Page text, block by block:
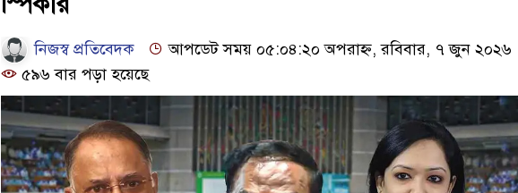
নিজস্ব প্রতিবেদক
আপডেট সময় ০৫:০৪:২০ অপরাহ্ন, রবিবার, ৭ জুন ২০২৬
৫৯৬ বার পড়া হয়েছে